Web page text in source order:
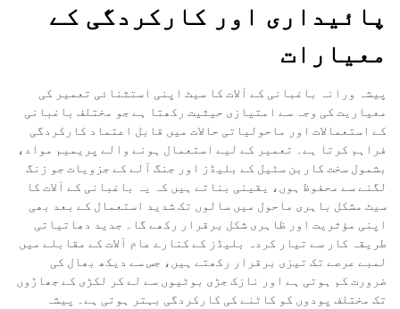
پائیداری اور کارکردگی کے
معیارات
پیشہ ورانہ باغبانی کے آلات کا سیٹ اپنی استثنائی تعمیر کی
معیاریت کی وجہ سے امتیازی حیثیت رکھتا ہے جو مختلف باغبانی
کے استعمالات اور ماحولیاتی حالات میں قابل اعتماد کارکردگی
فراہم کرتا ہے۔ تعمیر کے لیے استعمال ہونے والے پریمیم مواد،
بشمول سخت کاربن سٹیل کے بلیڈز اور جنگ آلے کے جزویات جو زنگ
لگنے سے محفوظ ہوں، یقینی بناتے ہیں کہ یہ باغبانی کے آلات کا
سیٹ مشکل باہری ماحول میں سالوں تک شدید استعمال کے بعد بھی
اپنی مؤثریت اور ظاہری شکل برقرار رکھے گا۔ جدید دھاتیاتی
طریقہ کار سے تیار کردہ بلیڈز کے کنارے عام آلات کے مقابلے میں
لمبے عرصے تک تیزی برقرار رکھتے ہیں، جس سے دیکھ بھال کی
ضرورت کم ہوتی ہے اور نازک جڑی بوٹیوں سے لے کر لکڑی کے جھاڑوں
تک مختلف پودوں کو کاٹنے کی کارکردگی بہتر ہوتی ہے۔ پیشہ